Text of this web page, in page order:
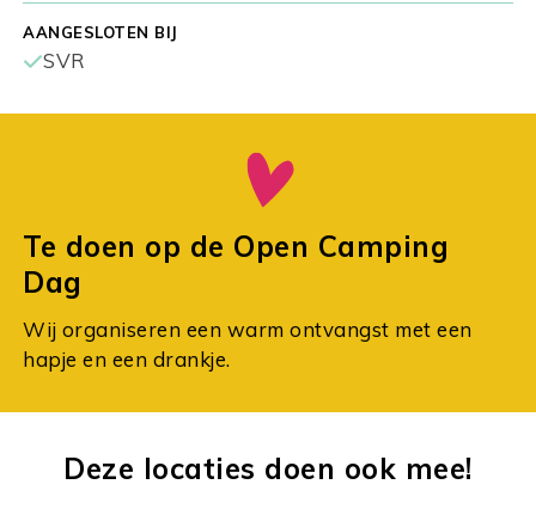
AANGESLOTEN BIJ
SVR
Te doen op de Open Camping
Dag
Wij organiseren een warm ontvangst met een
hapje en een drankje.
Deze locaties doen ook mee!